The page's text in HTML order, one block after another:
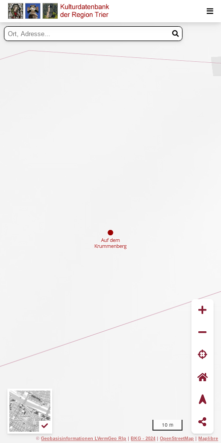
10 m
Suche
©Geobasisinformationen LVermGeo Rlp |BKG - 2024 |OpenStreetMap |Maplibre